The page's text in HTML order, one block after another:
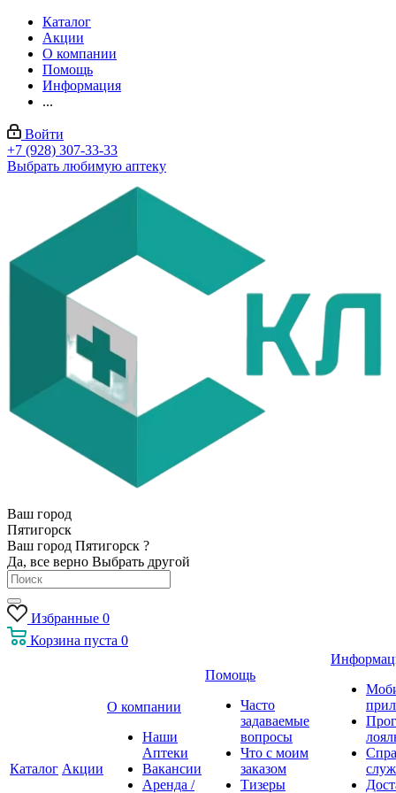
Каталог
Акции
О компании
Помощь
Информация
...
Войти
+7 (928) 307-33-33
Выбрать любимую аптеку
Ваш город
Пятигорск
Ваш город Пятигорск ?
Да, все верно Выбрать другой
Избранные 0
Корзина пуста 0
Каталог Акции
О компании
Наши
Аптеки
Вакансии
Аренда /
Помощь
Часто
задаваемые
вопросы
Что с моим
заказом
Тизеры